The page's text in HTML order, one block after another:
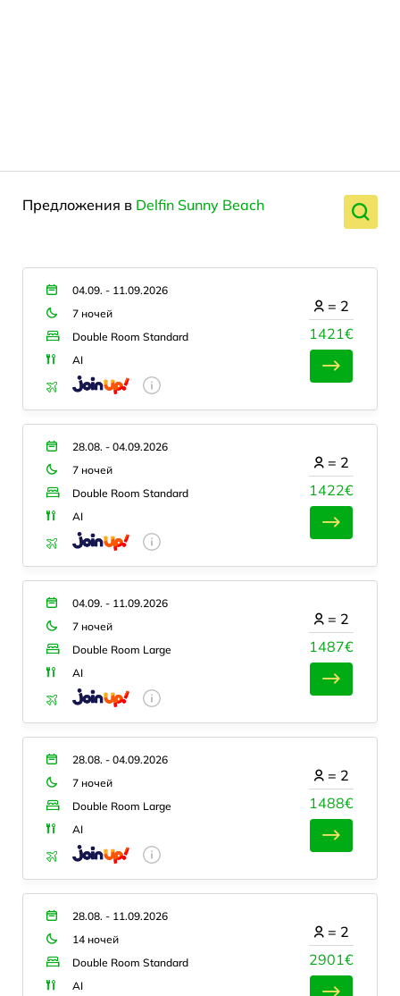
Предложения в Delfin Sunny Beach
04.09. - 11.09.2026
7 ночей
Double Room Standard
AI
1421€
= 2
28.08. - 04.09.2026
7 ночей
Double Room Standard
AI
1422€
= 2
04.09. - 11.09.2026
7 ночей
Double Room Large
AI
1487€
= 2
28.08. - 04.09.2026
7 ночей
Double Room Large
AI
1488€
= 2
28.08. - 11.09.2026
14 ночей
Double Room Standard
AI
2901€
= 2